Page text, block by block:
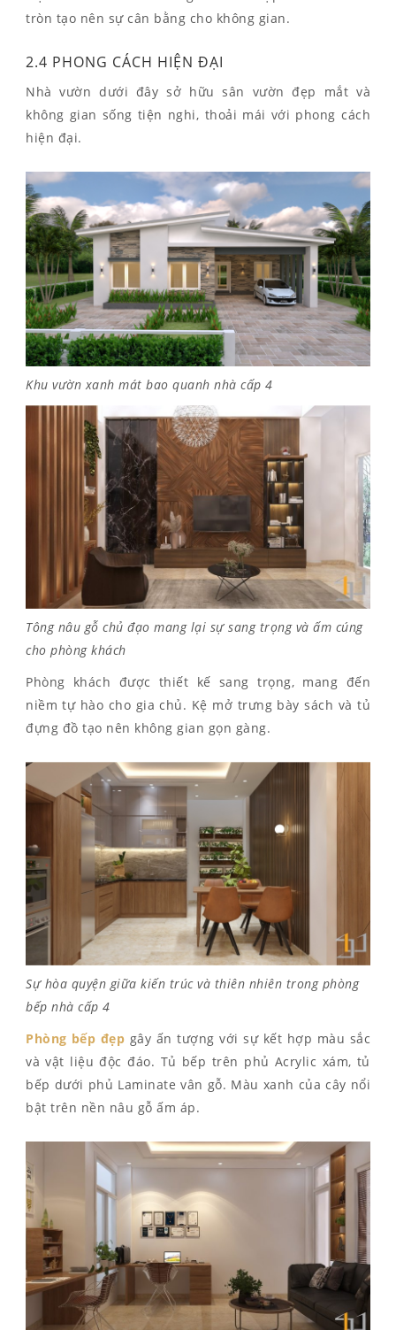
tròn tạo nên sự cân bằng cho không gian.
2.4 PHONG CÁCH HIỆN ĐẠI
Nhà vườn dưới đây sở hữu sân vườn đẹp mắt và
không gian sống tiện nghi, thoải mái với phong cách
hiện đại.
Khu vườn xanh mát bao quanh nhà cấp 4
Tông nâu gỗ chủ đạo mang lại sự sang trọng và ấm cúng
cho phòng khách
Phòng khách được thiết kế sang trọng, mang đến
niềm tự hào cho gia chủ. Kệ mở trưng bày sách và tủ
đựng đồ tạo nên không gian gọn gàng.
Sự hòa quyện giữa kiến trúc và thiên nhiên trong phòng
bếp nhà cấp 4
Phòng bếp đẹp gây ấn tượng với sự kết hợp màu sắc
và vật liệu độc đáo. Tủ bếp trên phủ Acrylic xám, tủ
bếp dưới phủ Laminate vân gỗ. Màu xanh của cây nổi
bật trên nền nâu gỗ ấm áp.